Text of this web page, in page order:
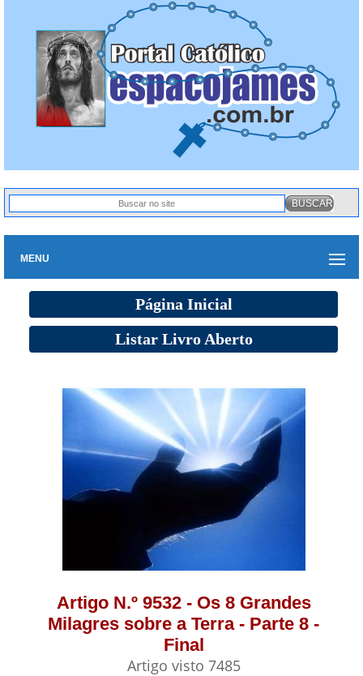
MENU
Página Inicial
Listar Livro Aberto
Artigo N.º 9532 - Os 8 Grandes
Milagres sobre a Terra - Parte 8 -
Final
Artigo visto 7485